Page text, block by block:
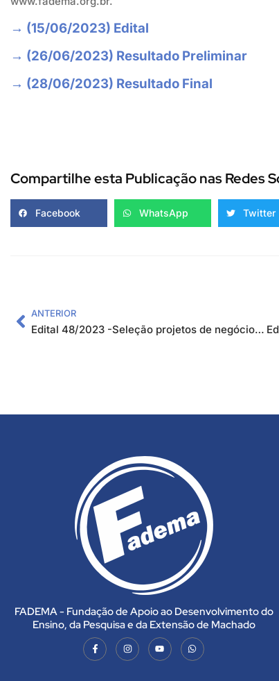
→ (15/06/2023) Edital
→ (26/06/2023) Resultado Preliminar
→ (28/06/2023) Resultado Final
Compartilhe esta Publicação nas Redes
Facebook WhatsApp Twitter
ANTERIOR
Edital 48/2023 -Seleção projetos de negócios com a finalidade de desenvolver seus protótipos e/ou startups inovadoras
FADEMA - Fundação de Apoio ao Desenvolvimento do
Ensino, da Pesquisa e da Extensão de Machado